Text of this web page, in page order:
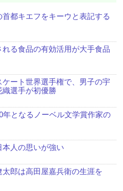
首都キエフをキーウと表記する
れる食品の有効活用が大手食品
ケート世界選手権で、男子の宇
選手が初優勝
年となるノーベル文学賞作家の
本人の思いが強い
太郎は高田屋嘉兵衛の生涯を